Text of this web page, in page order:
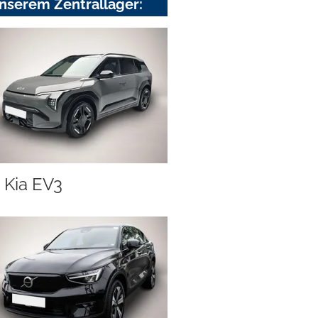
Zentrallager:
Kia EV3